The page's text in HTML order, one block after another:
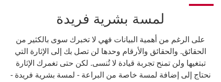
لمسة بشرية فريدة
على الرغم من أهمية البيانات فهي لا تخبرك سوى بالكثير من
الحقائق. والحقائق والأرقام وحدها لن تصل بك إلى الإثارة التي
تبتغيها ولن تمنح تجربة قيادة لا تُنسى. لكن حتى تغمرك الإثارة
نحتاج إلى إضافة لمسة خاصة من البراعة - لمسة بشرية فريدة -